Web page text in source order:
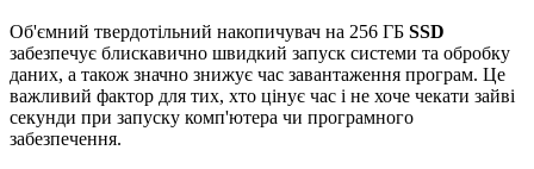
Об'ємний твердотільний накопичувач на 256 ГБ SSD
забезпечує блискавично швидкий запуск системи та обробку
даних, а також значно знижує час завантаження програм. Це
важливий фактор для тих, хто цінує час і не хоче чекати зайві
секунди при запуску комп'ютера чи програмного
забезпечення.